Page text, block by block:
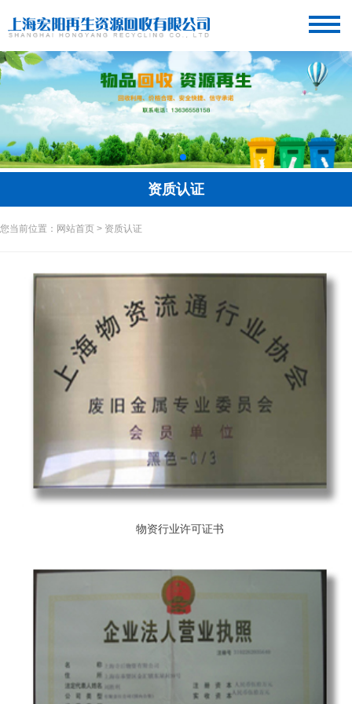
资质认证
您当前位置：网站首页 > 资质认证
物资行业许可证书